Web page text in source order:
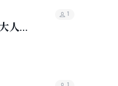
人觉
1